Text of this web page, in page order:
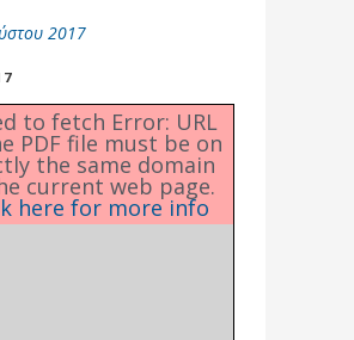
2017
to fetch Error: URL
PDF file must be on
the same domain
current web page.
here for more info